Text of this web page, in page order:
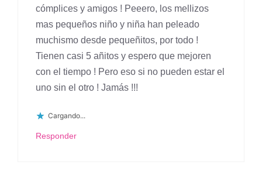
cómplices y amigos ! Peeero, los mellizos
mas pequeños niño y niña han peleado
muchismo desde pequeñitos, por todo !
Tienen casi 5 añitos y espero que mejoren
con el tiempo ! Pero eso si no pueden estar el
uno sin el otro ! Jamás !!!
Cargando...
Responder